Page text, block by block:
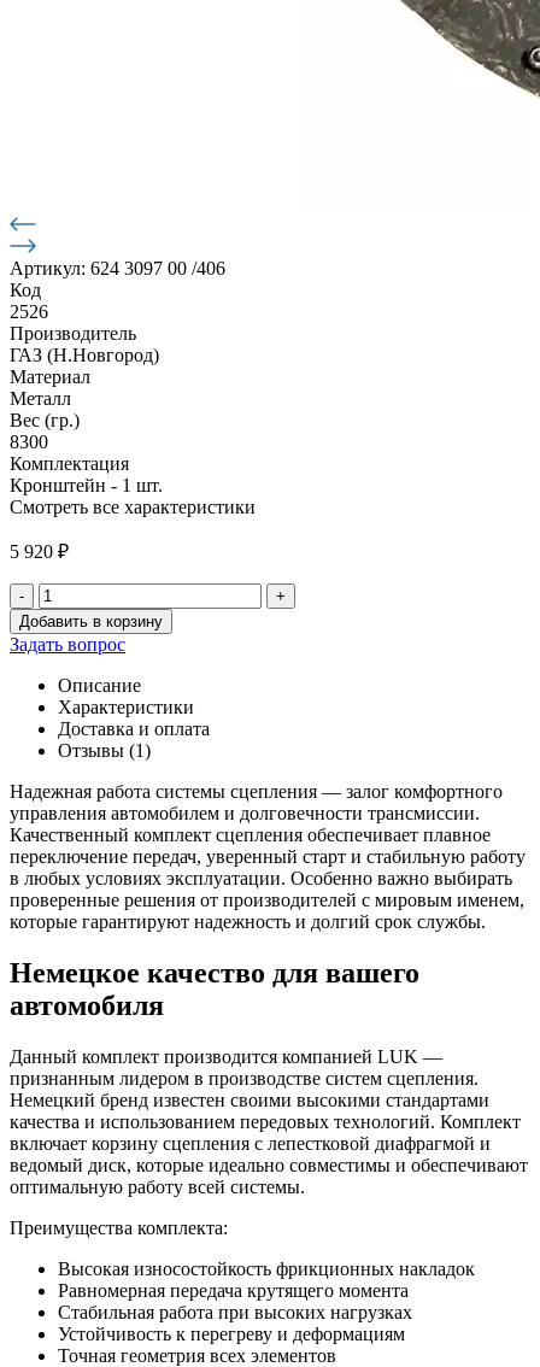
Артикул: 624 3097 00 /406
Код
2526
Производитель
ГАЗ (Н.Новгород)
Материал
Металл
Вес (гр.)
8300
Комплектация
Кронштейн - 1 шт.
Смотреть все характеристики
5 920 ₽
- +
Количество
товара
Корзина
сцепления
лепест.)
сцепления
406
дв.
ст.
LUK
(
Германия)
Добавить в корзину
Задать вопрос
Описание
Характеристики
Доставка и оплата
Отзывы (1)
Надежная работа системы сцепления — залог комфортного
управления автомобилем и долговечности трансмиссии.
Качественный комплект сцепления обеспечивает плавное
переключение передач, уверенный старт и стабильную работу
в любых условиях эксплуатации. Особенно важно выбирать
проверенные решения от производителей с мировым именем,
которые гарантируют надежность и долгий срок службы.
Немецкое качество для вашего
автомобиля
Данный комплект производится компанией LUK —
признанным лидером в производстве систем сцепления.
Немецкий бренд известен своими высокими стандартами
качества и использованием передовых технологий. Комплект
включает корзину сцепления с лепестковой диафрагмой и
ведомый диск, которые идеально совместимы и обеспечивают
оптимальную работу всей системы.
Преимущества комплекта:
Высокая износостойкость фрикционных накладок
Равномерная передача крутящего момента
Стабильная работа при высоких нагрузках
Устойчивость к перегреву и деформациям
Точная геометрия всех элементов